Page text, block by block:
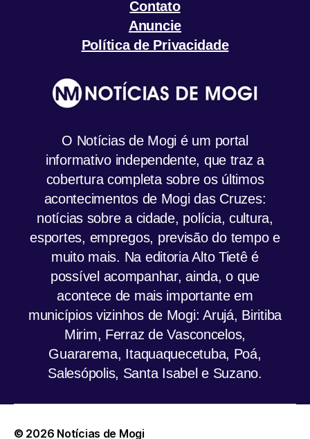
Contato
Anuncie
Política de Privacidade
O Notícias de Mogi é um portal
informativo independente, que traz a
cobertura completa sobre os últimos
acontecimentos de Mogi das Cruzes:
notícias sobre a cidade, polícia, cultura,
esportes, empregos, previsão do tempo e
muito mais. Na editoria Alto Tietê é
possível acompanhar, ainda, o que
acontece de mais importante em
municípios vizinhos de Mogi: Arujá, Biritiba
Mirim, Ferraz de Vasconcelos,
Guararema, Itaquaquecetuba, Poá,
Salesópolis, Santa Isabel e Suzano.
© 2026 Notícias de Mogi